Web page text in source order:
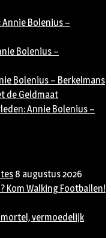
Annie Bolenius –
Bolenius –
Bolenius – Berkelmans
de Geldmaat
Annie Bolenius –
8 augustus 2026
Kom Walking Footballen!
vermoedelijk